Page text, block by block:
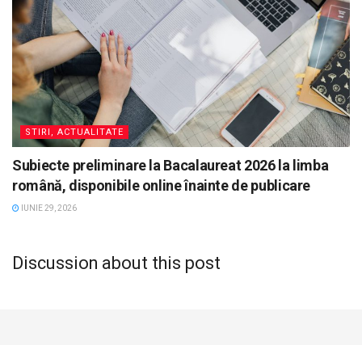
STIRI, ACTUALITATE
Subiecte preliminare la Bacalaureat 2026 la limba
română, disponibile online înainte de publicare
IUNIE 29, 2026
Discussion about this post